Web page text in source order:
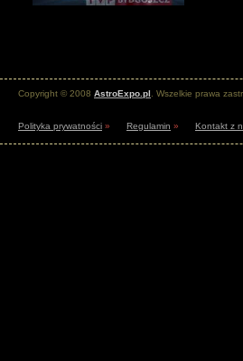
Copyright © 2008 AstroExpo.pl . Wszelkie prawa
Polityka prywatności » Regulamin » Kontakt z